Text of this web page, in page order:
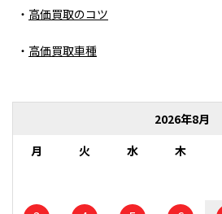
高価買取のコツ
高価買取車種
2026年8月
月
火 水 木